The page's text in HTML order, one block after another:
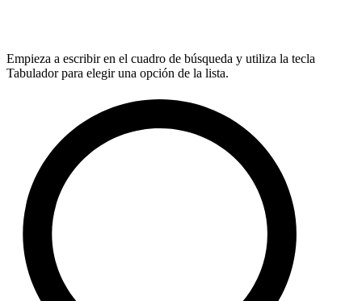
Empieza a escribir en el cuadro de búsqueda y utiliza la tecla
Tabulador para elegir una opción de la lista.